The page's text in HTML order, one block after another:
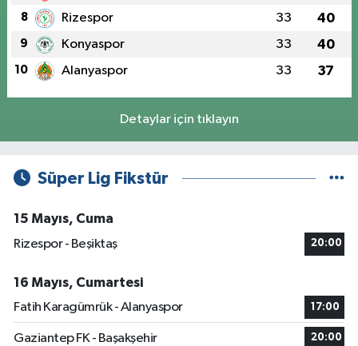
8 Rizespor 33 40
9 Konyaspor 33 40
10 Alanyaspor 33 37
Detaylar için tıklayın
Süper Lig Fikstür
15 Mayıs, Cuma
Rizespor - Beşiktaş
20:00
16 Mayıs, Cumartesi
Fatih Karagümrük - Alanyaspor
17:00
Gaziantep FK - Başakşehir 20:00